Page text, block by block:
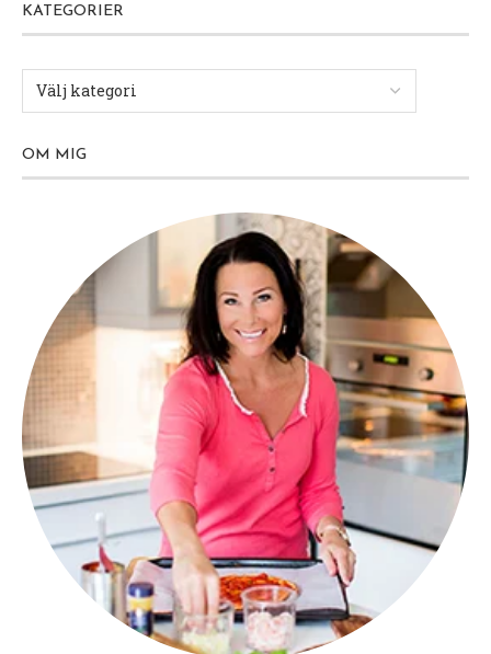
KATEGORIER
OM MIG